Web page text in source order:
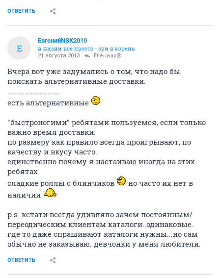
ОТВЕТИТЬ
Е
ЕвгенийNSK2010
в жизни все просто - зри в корень
21 августа 2013 Елёнушк@
Вчера вот уже задумались о том, что надо бы
поискать альтернативные доставки.
есть альтернативные
"быстроногими" ребятами пользуемся, если только
важно время доставки.
по размеру как правило всегда проигрывают, по
качеству и вкусу часто.
единственно почему я настаиваю иногда на этих
ребятах
сладкие роллы с блинчиков
но часто их нет в
наличии
p.s. кстати всегда удивляло зачем постоянным/
переодическим клиентам каталоги..одинаковые.
где то даже спрашивают каталоги нужны...но сам
обычно не заказываю. девчонки у меня любители.
ОТВЕТИТЬ